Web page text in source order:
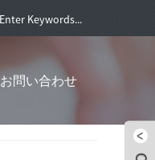
お問い合わせ